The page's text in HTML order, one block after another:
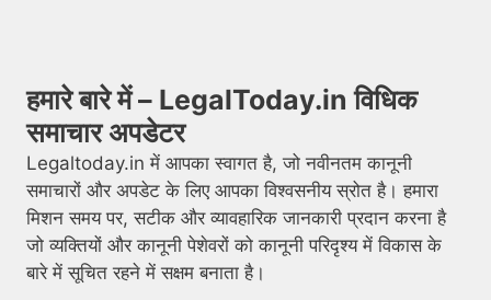
हमारे बारे में – LegalToday.in विधिक
समाचार अपडेटर
Legaltoday.in में आपका स्वागत है, जो नवीनतम कानूनी
समाचारों और अपडेट के लिए आपका विश्वसनीय स्रोत है। हमारा
मिशन समय पर, सटीक और व्यावहारिक जानकारी प्रदान करना है
जो व्यक्तियों और कानूनी पेशेवरों को कानूनी परिदृश्य में विकास के
बारे में सूचित रहने में सक्षम बनाता है।